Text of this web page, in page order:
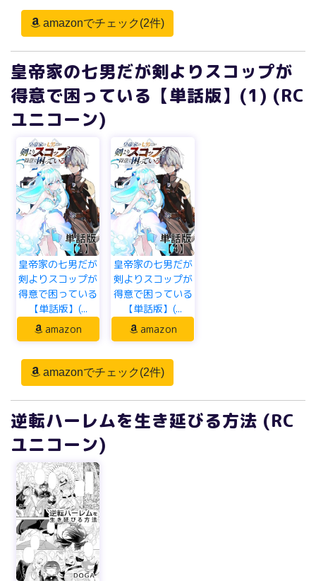
amazonでチェック(2件)
皇帝家の七男だが剣よりスコップが
得意で困っている【単話版】(1) (RC
ユニコーン)
皇帝家の七男だが
剣よりスコップが
得意で困っている
【単話版】(...
amazon
皇帝家の七男だが
剣よりスコップが
得意で困っている
【単話版】(...
amazon
amazonでチェック(2件)
逆転ハーレムを生き延びる方法 (RC
ユニコーン)